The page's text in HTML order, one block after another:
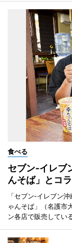
食べる
セブン‐イレブ
んそば」とコ
「セブン‐イレブン
ゃんそば」（名護市
ン各店で販売している